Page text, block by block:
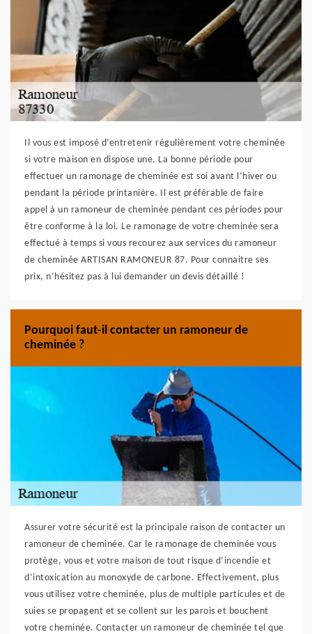
Il vous est imposé d’entretenir régulièrement votre cheminée
si votre maison en dispose une. La bonne période pour
effectuer un ramonage de cheminée est soi avant l’hiver ou
pendant la période printanière. Il est préférable de faire
appel à un ramoneur de cheminée pendant ces périodes pour
être conforme à la loi. Le ramonage de votre cheminée sera
effectué à temps si vous recourez aux services du ramoneur
de cheminée ARTISAN RAMONEUR 87. Pour connaitre ses
prix, n’hésitez pas à lui demander un devis détaillé !
Pourquoi faut-il contacter un ramoneur de
cheminée ?
Assurer votre sécurité est la principale raison de contacter un
ramoneur de cheminée. Car le ramonage de cheminée vous
protège, vous et votre maison de tout risque d’incendie et
d’intoxication au monoxyde de carbone. Effectivement, plus
vous utilisez votre cheminée, plus de multiple particules et de
suies se propagent et se collent sur les parois et bouchent
votre cheminée. Contacter un ramoneur de cheminée tel que